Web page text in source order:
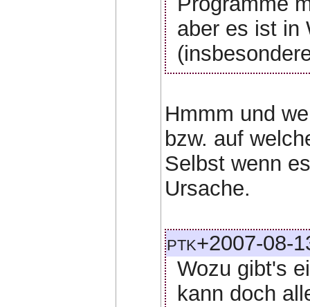
aber es ist in
Hmmm und
bzw. auf
Selbst wenn
Ursache.
ptk+2007-08-
Wozu gibt's
kann doch